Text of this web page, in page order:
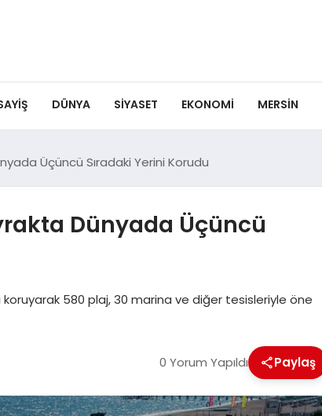
DÜNYA SIYASET EKONOMI MERSIN
Üçüncü Sıradaki Yerini Korudu
Dünyada Üçüncü
580 plaj, 30 marina ve diğer tesisleriyle öne
0 Yorum Yapıldı Paylaş